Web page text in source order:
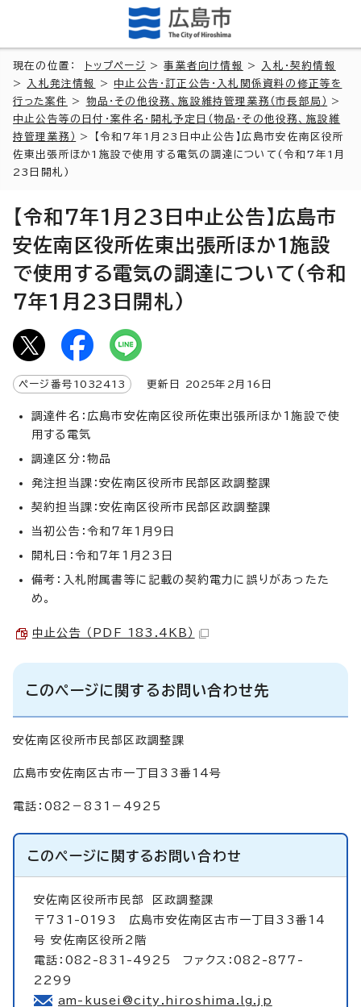
現在の位置： トップページ >事業者向け情報 >
入札・契約情報
>
入札発注情報 > 中止公告・訂正公告・入札関係資料の修正等を
行った案件
> 物品・その他役務、施設維持管理業務（市長部局）
>
中止公告等の日付・案件名・開札予定日（物品・その他役務、施設維
持管理業務）
> 【令和7年1月23日中止公告】広島市安佐南区役所
佐東出張所ほか1施設で使用する電気の調達について(令和7年1月
23日開札)
【令和7年1月23日中止公告】広島市
安佐南区役所佐東出張所ほか1施設
で使用する電気の調達について(令和
7年1月23日開札)
ページ番号 1032413 更新日 2025年2月 16 日
調達件名：広島市安佐南区役所佐東出張所ほか1施設で使
用する電気
調達区分：物品
発注担当課：安佐南区役所市民部区政調整課
契約担当課：安佐南区役所市民部区政調整課
当初公告：令和7年1月9日
開札日：令和7年1月23日
備考：入札附属書等に記載の契約電力に誤りがあったた
め。
中止公告 （PDF 183.4KB）
このページに関するお問い合わせ先
安佐南区役所市民部区政調整課
広島市安佐南区古市一丁目33番14号
電話：082－831－4925
このページに関するお問い合わせ
安佐南区役所市民部
区政調整課
〒731-0193 広島市安佐南区古市一丁目33番14
号 安佐南区役所2階
電話：082-831-4925 ファクス：082-877-
2299
am-kusei@city.hiroshima.lg.jp